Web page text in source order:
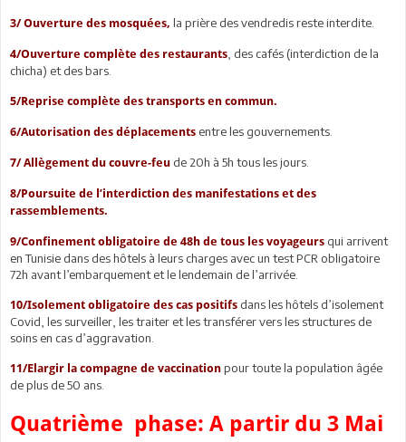
3/ Ouverture des mosquées, la prière des vendredis reste interdite.
4/Ouverture complète des restaurants , des cafés (interdiction de la
chicha) et des bars.
5/Reprise complète des transports en commun.
6/Autorisation des déplacements entre les gouvernements.
7/ Allègement du couvre-feu de 20h à 5h tous les jours.
8/Poursuite de l’interdiction des manifestations et des
rassemblements.
9/Confinement obligatoire de 48h de tous les voyageurs qui arrivent
en Tunisie dans des hôtels à leurs charges avec un test PCR obligatoire
72h avant l’embarquement et le lendemain de l’arrivée.
10/Isolement obligatoire des cas positifs dans les hôtels d’isolement
Covid, les surveiller, les traiter et les transférer vers les structures de
soins en cas d’aggravation.
11/Elargir la compagne de vaccination pour toute la population âgée
de plus de 50 ans.
Quatrième phase: A partir du 3 Mai